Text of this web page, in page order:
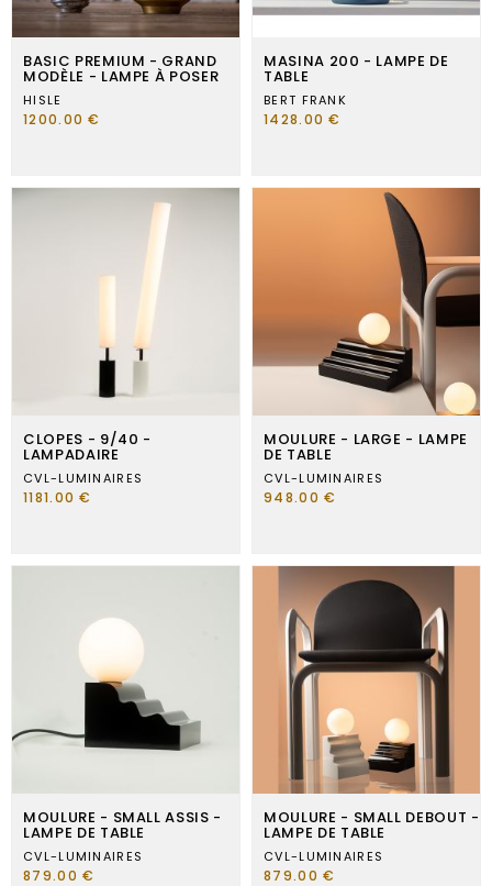
BASIC PREMIUM - GRAND
MODÈLE - LAMPE À POSER
HISLE
1200.00 €
MASINA 200 - LAMPE DE
TABLE
BERT FRANK
1428.00 €
CLOPES - 9/40 -
LAMPADAIRE
CVL-LUMINAIRES
1181.00 €
MOULURE - LARGE - LAMPE
DE TABLE
CVL-LUMINAIRES
948.00 €
MOULURE - SMALL ASSIS -
LAMPE DE TABLE
CVL-LUMINAIRES
879.00 €
MOULURE - SMALL DEBOUT -
LAMPE DE TABLE
CVL-LUMINAIRES
879.00 €